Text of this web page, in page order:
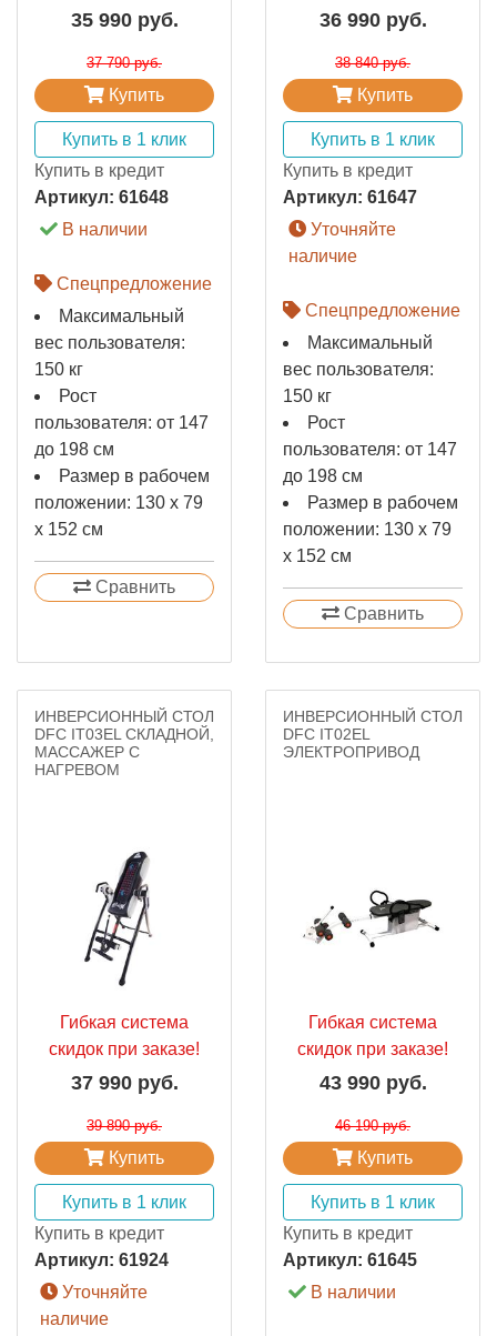
35 990 руб.
37 790 руб.
Купить
Купить в 1 клик
Купить в кредит
Артикул: 61648
В наличии
Спецпредложение
Максимальный
вес пользователя:
150 кг
Рост
пользователя: от 147
до 198 см
Размер в рабочем
положении: 130 х 79
х 152 см
Сравнить
36 990 руб.
38 840 руб.
Купить
Купить в 1 клик
Купить в кредит
Артикул: 61647
Уточняйте
наличие
Спецпредложение
Максимальный
вес пользователя:
150 кг
Рост
пользователя: от 147
до 198 см
Размер в рабочем
положении: 130 х 79
х 152 см
Сравнить
ИНВЕРСИОННЫЙ СТОЛ
DFC IT03EL СКЛАДНОЙ,
МАССАЖЕР С
НАГРЕВОМ
Гибкая система
скидок при заказе!
37 990 руб.
39 890 руб.
Купить
Купить в 1 клик
Купить в кредит
Артикул: 61924
Уточняйте
наличие
ИНВЕРСИОННЫЙ СТОЛ
DFC IT02EL
ЭЛЕКТРОПРИВОД
Гибкая система
скидок при заказе!
43 990 руб.
46 190 руб.
Купить
Купить в 1 клик
Купить в кредит
Артикул: 61645
В наличии